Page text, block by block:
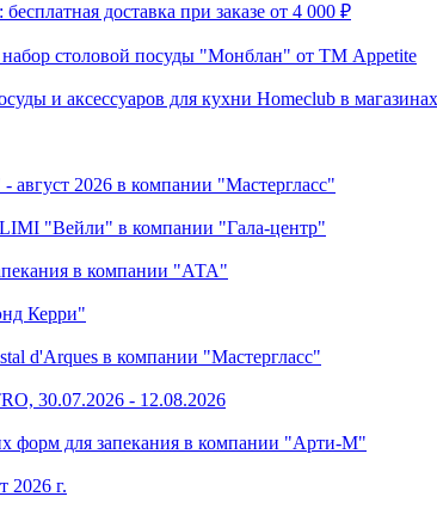
доставка при заказе от 4 000 ₽
столовой посуды "Монблан" от ТМ Appetite
и аксессуаров для кухни Homeclub в
август 2026 в компании "Мастергласс"
"Вейли" в компании "Гала-центр"
в компании "АТА"
Керри"
d'Arques в компании "Мастергласс"
30.07.2026 - 12.08.2026
форм для запекания в компании "Арти-М"
2026 г.